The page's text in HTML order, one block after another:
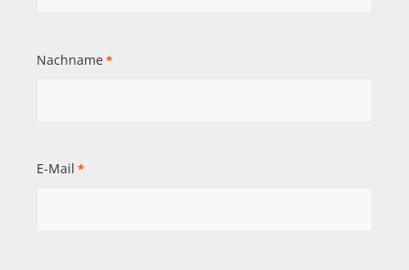
Nachname *
E-Mail *